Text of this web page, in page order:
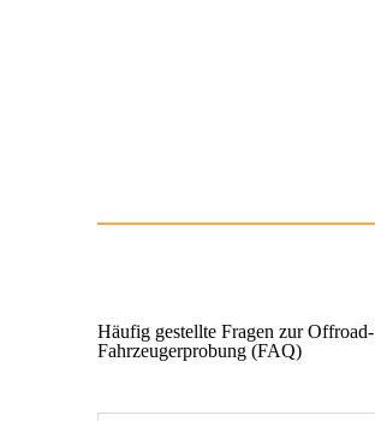
Häufig gestellte Fragen zur Offroad-
Fahrzeugerprobung (FAQ)